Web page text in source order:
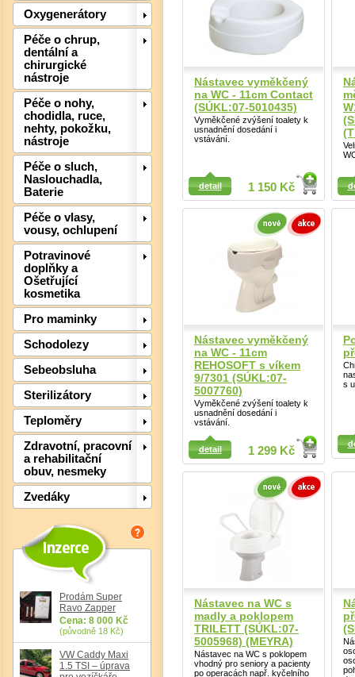
Oxygenerátory
Péče o chrup,
dentální a
chirurgické
nástroje
Péče o nohy,
chodidla, ruce,
nehty, pokožku,
nástroje
Péče o sluch,
Naslouchadla,
Baterie
Péče o vlasy,
vousy, ochlupení
Potravinové
doplňky a
Ošetřující
kosmetika
Pro maminky
Schodolezy
Sebeobsluha
Sterilizátory
Teploměry
Zdravotní, pracovní
a rehabilitační
obuv, nesmeky
Zvedáky
Prodám Super
Ravo Zapper
Cena: 8 000 Kč
(původně 18 Kč)
VW Caddy Maxi
1.5 TSI – úprava
Nástavec vyměkčený
na WC - 11cm Contact
(SÚKL:07-5010435)
Vyměkčené zvýšení toalety k
usnadnění dosedání i
vstávání.
1 150 Kč
detail
Detail
Detail
Nástavec vyměkčený
na WC - 11cm
REHOSOFT s víkem
9/7301 (SÚKL:07-
5007760)
Vyměkčené zvýšení toalety k
usnadnění dosedání i
vstávání.
1 299 Kč
detail
s
Detail
Detail
Nástavec na WC s
madly a poklopem
TRILETT (SÚKL:07-
5005968) (MEYRA)
Nástavec na WC s poklopem
vhodný pro seniory a pacienty
po operacách např. kyčelního